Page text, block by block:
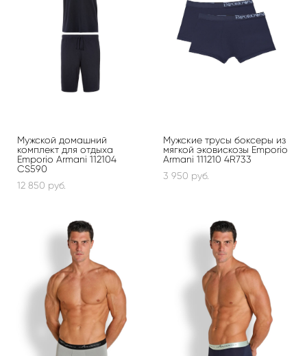
Мужской домашний
комплект для отдыха
Emporio Armani 112104
CS590
12 850 pуб.
Мужские трусы боксеры из
мягкой эковискозы Emporio
Armani 111210 4R733
3 950 pуб.